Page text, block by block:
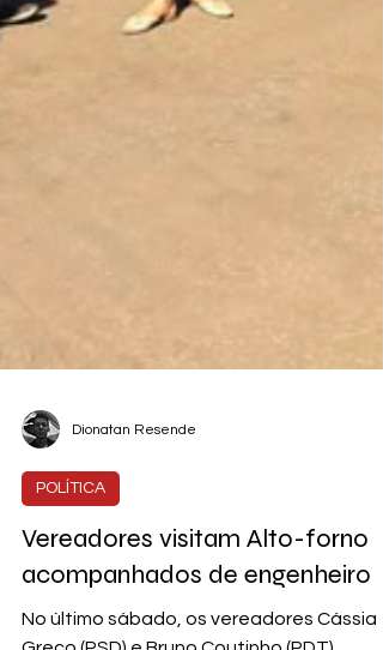
POLÍTICA
Vereadores visitam Alto-forno